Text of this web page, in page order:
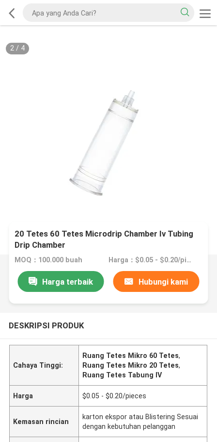
2/ 4
20 Tetes 60 Tetes Microdrip Chamber Iv Tubing
Drip Chamber
MOQ：100.000 buah Harga：$0.05 - $0.20/pieces
Harga terbaik Hubungi kami
DESKRIPSI PRODUK
Cahaya Tinggi:
Ruang Tetes Mikro 60 Tetes,
Ruang Tetes Mikro 20 Tetes,
Ruang Tetes Tabung IV
Harga $0.05 - $0.20/pieces
Kemasan rincian
karton ekspor atau Blistering Sesuai
dengan kebutuhan pelanggan